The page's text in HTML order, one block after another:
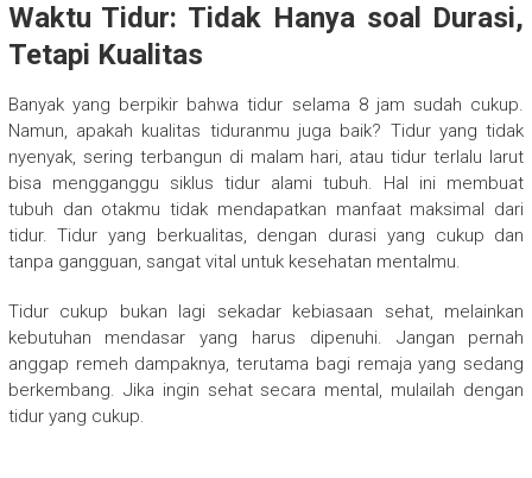
Waktu Tidur: Tidak Hanya soal Durasi,
Tetapi Kualitas
Banyak yang berpikir bahwa tidur selama 8 jam sudah cukup.
Namun, apakah kualitas tiduranmu juga baik? Tidur yang tidak
nyenyak, sering terbangun di malam hari, atau tidur terlalu larut
bisa mengganggu siklus tidur alami tubuh. Hal ini membuat
tubuh dan otakmu tidak mendapatkan manfaat maksimal dari
tidur. Tidur yang berkualitas, dengan durasi yang cukup dan
tanpa gangguan, sangat vital untuk kesehatan mentalmu.
Tidur cukup bukan lagi sekadar kebiasaan sehat, melainkan
kebutuhan mendasar yang harus dipenuhi. Jangan pernah
anggap remeh dampaknya, terutama bagi remaja yang sedang
berkembang. Jika ingin sehat secara mental, mulailah dengan
tidur yang cukup.